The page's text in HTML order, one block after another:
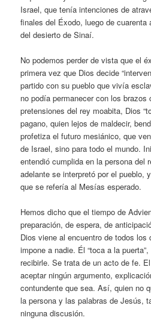
Israel, que tenía intenciones de
finales del Éxodo, luego de cuarenta
del desierto de Sinaí.
No podemos perder de vista que el
primera vez que Dios decide
partido con su pueblo que vivía
no podía permanecer con los brazos
pretensiones del rey moabita, Dios
pagano, quien lejos de maldecir,
profetiza el futuro mesiánico, que
de Israel, sino para todo el mundo.
entendió cumplida en la persona del
adelante se interpretó por el pueblo,
que se refería al Mesías esperado.
Hemos dicho que el tiempo de
preparación, de espera, de
Dios viene al encuentro de todos los
impone a nadie. Él “toca a la
recibirle. Se trata de un acto de fe.
aceptar ningún argumento,
contundente que sea. Así, quien no
la persona y las palabras de Jesús,
ninguna discusión.